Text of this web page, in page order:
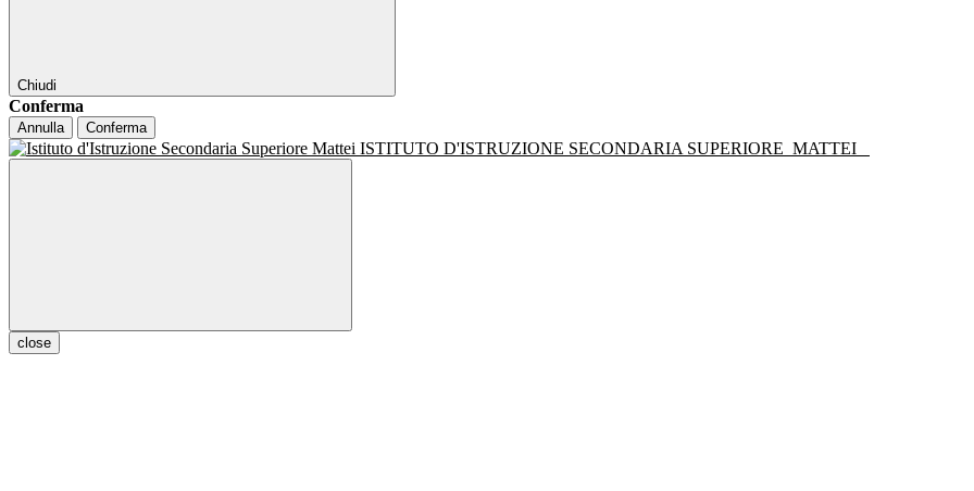
Chiudi
Conferma
Annulla Conferma
ISTITUTO D'ISTRUZIONE SECONDARIA SUPERIORE MATTEI
close